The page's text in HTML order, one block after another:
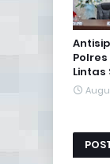
Lintas